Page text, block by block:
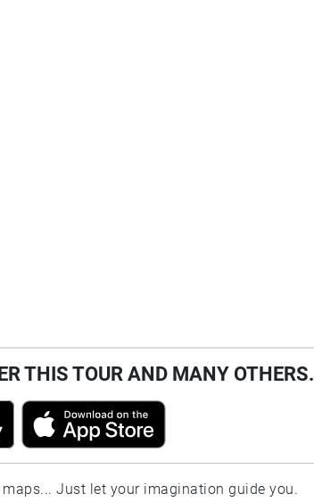
THIS TOUR AND MANY OTHERS.
Just let your imagination guide you.